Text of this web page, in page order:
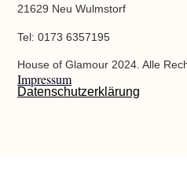
21629 Neu Wulmstorf
Tel: 0173 6357195
House of Glamour 2024. Alle
Impressum
Datenschutzerklärung